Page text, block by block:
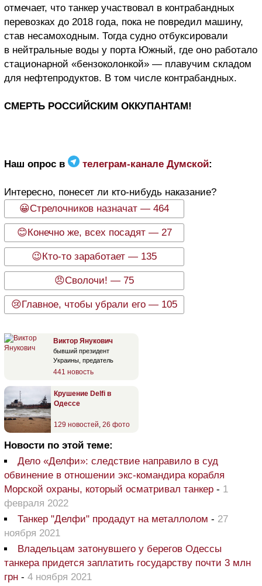
отмечает, что танкер участвовал в контрабандных
перевозках до 2018 года, пока не повредил машину,
став несамоходным. Тогда судно отбуксировали
в нейтральные воды у порта Южный, где оно работало
стационарной «бензоколонкой» — плавучим складом
для нефтепродуктов. В том числе контрабандных.
СМЕРТЬ РОССИЙСКИМ ОККУПАНТАМ!
Наш опрос в телеграм-канале Думской:
Интересно, понесет ли кто-нибудь наказание?
😀Стрелочников назначат — 464
😊Конечно же, всех посадят — 27
😉Кто-то заработает — 135
😠Сволочи! — 75
😢Главное, чтобы убрали его — 105
Виктор Янукович
бывший президент
Украины, предатель
441 новость
Крушение Delfi в
Одессе
129 новостей, 26 фото
Новости по этой теме:
Дело «Делфи»: следствие направило в суд
обвинение в отношении экс-командира корабля
Морской охраны, который осматривал танкер - 1
февраля 2022
Танкер "Делфи" продадут на металлолом - 27
ноября 2021
Владельцам затонувшего у берегов Одессы
танкера придется заплатить государству почти 3 млн
грн - 4 ноября 2021